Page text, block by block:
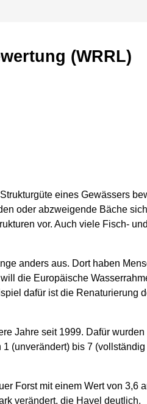
(WRRL)
eines Gewässers
oder abzweigende Bäche
vor. Auch viele Fisch-
anders aus. Dort haben
die Europäische
dafür ist die Renaturierung
Jahre seit 1999. Dafür
(unverändert) bis 7
Forst mit einem Wert von 3,6
verändert, die Havel deutlich.